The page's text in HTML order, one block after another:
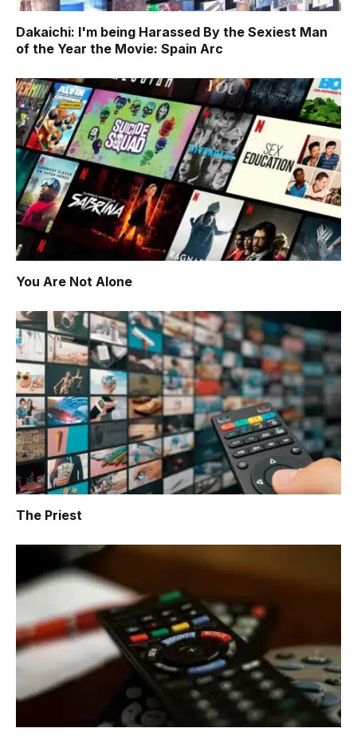
Dakaichi: I'm being Harassed By the Sexiest Man
of the Year the Movie: Spain Arc
You Are Not Alone
The Priest